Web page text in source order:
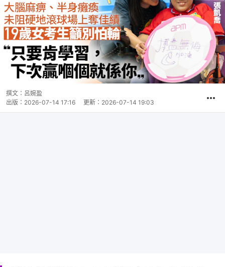
撰文： 呂婉盈
出版： 2026-07-14 17:16 更新： 2026-07-14 19:03